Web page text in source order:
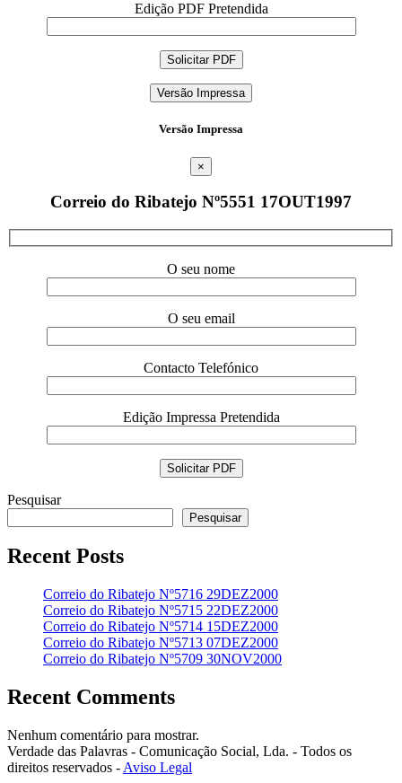
Edição PDF Pretendida
Versão Impressa
Versão Impressa
×
Correio do Ribatejo Nº5551 17OUT1997
O seu nome
O seu email
Contacto Telefónico
Edição Impressa Pretendida
Pesquisar
Pesquisar
Recent Posts
Correio do Ribatejo Nº5716 29DEZ2000
Correio do Ribatejo Nº5715 22DEZ2000
Correio do Ribatejo Nº5714 15DEZ2000
Correio do Ribatejo Nº5713 07DEZ2000
Correio do Ribatejo Nº5709 30NOV2000
Recent Comments
Nenhum comentário para mostrar.
Verdade das Palavras - Comunicação Social, Lda. - Todos os
direitos reservados - Aviso Legal